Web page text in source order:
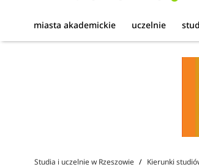
miasta akademickie uczelnie
Studia i uczelnie w Rzeszowie Kierunki